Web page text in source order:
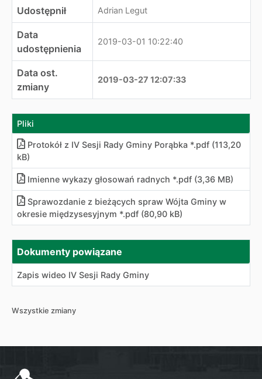
Udostępnił Adrian Legut
Data
udostępnienia
2019-03-01 10:22:40
Data ost.
zmiany
2019-03-27 12:07:33
Pliki
Protokół z IV Sesji Rady Gminy Porąbka *.pdf (113,20
kB)
Imienne wykazy głosowań radnych *.pdf (3,36 MB)
Sprawozdanie z bieżących spraw Wójta Gminy w
okresie międzysesyjnym *.pdf (80,90 kB)
Dokumenty powiązane
Zapis wideo IV Sesji Rady Gminy
Wszystkie zmiany